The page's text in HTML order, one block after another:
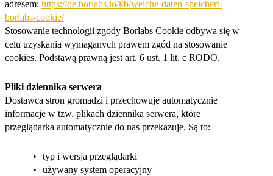
adresem: https://de.borlabs.io/kb/welche-daten-speichert-
borlabs-cookie/
Stosowanie technologii zgody Borlabs Cookie odbywa się w
celu uzyskania wymaganych prawem zgód na stosowanie
cookies. Podstawą prawną jest art. 6 ust. 1 lit. c RODO.
Pliki dziennika serwera
Dostawca stron gromadzi i przechowuje automatycznie
informacje w tzw. plikach dziennika serwera, które
przeglądarka automatycznie do nas przekazuje. Są to:
typ i wersja przeglądarki
używany system operacyjny